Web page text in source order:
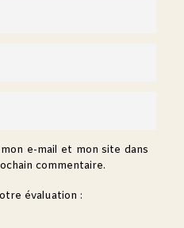
e-mail et mon site dans
commentaire.
évaluation :